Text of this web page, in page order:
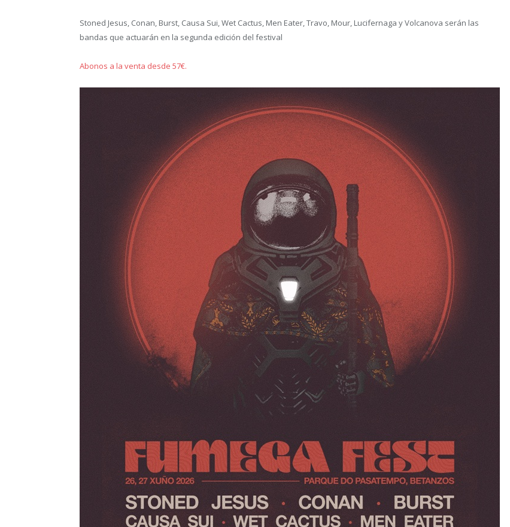
Stoned Jesus, Conan, Burst, Causa Sui, Wet Cactus, Men Eater, Travo, Mour, Lucifernaga y Volcanova serán las
bandas que actuarán en la segunda edición del festival
Abonos a la venta desde 57€.